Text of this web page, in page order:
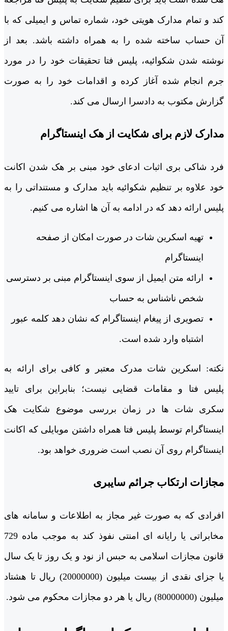
کند و تمام مدارک هویتی خود، شماره تماس و ایمیلی که با
آن حساب ساخته شده را به همراه داشته باشد. بعد از
نوشته شدن شکوائیه، پلیس فتا تحقیقات خود را در مورد
جرم انجام شده آغاز کرده و اقدامات خود را به صورت
گزارش مکتوب به دادسرا ارسال می کند.
مدارک لازم برای شکایت از هک اینستاگرام
فرد شاکی بری اثبات ادعای خود مبنی بر هک شدن اکانت
خود علاوه بر تنظیم شکوائیه باید مدارک و مستنداتی را به
پلیس ارائه دهد که در ادامه به آن ها اشاره می کنیم.
تهیه اسکرین‌ شات در صورت امکان از صفحه
اینستاگرام
ارائه متن ایمیل از سوی اینستاگرام مبنی بر دسترسی
شخص ناشناس به حساب
تصویری از پیغام اینستاگرام که نشان دهد کلمه عبور
اشتباه وارد شده است.
نکته: اسکرین شات مدرک معتبر و کافی برای ارائه به
پلیس فتا و مقامات قضایی نیست؛ بنابراین برای تایید
سکری شات ها در زمان بررسی موضوع شکایت هک
اینستاگرام توسط پلیس فتا همراه داشتن موبایلی که اکانت
اینستاگرام روی آن نصب است ضروری خواهد بود.
مجازات ارتکاب جرائم سایبری
افرادی که به صورت غیر مجاز به اطلاعات و سامانه های
مخابراتی یا رایانه ای امنتی نفوذ کند به موجب ماده 729
قانون مجازات اسلامی به حبس از نود و یک روز تا یک سال
یا جزای نقدی از بیست میلیون (20000000) ریال تا هشتاد
میلیون (80000000) ریال یا هر دو مجازات محکوم می شود.